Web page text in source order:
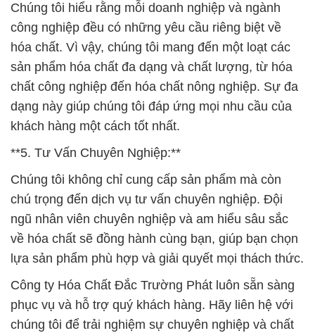
Chúng tôi hiểu rằng mỗi doanh nghiệp và ngành
công nghiệp đều có những yêu cầu riêng biệt về
hóa chất. Vì vậy, chúng tôi mang đến một loạt các
sản phẩm hóa chất đa dạng và chất lượng, từ hóa
chất công nghiệp đến hóa chất nông nghiệp. Sự đa
dạng này giúp chúng tôi đáp ứng mọi nhu cầu của
khách hàng một cách tốt nhất.
**5. Tư Vấn Chuyên Nghiệp:**
Chúng tôi không chỉ cung cấp sản phẩm mà còn
chú trọng đến dịch vụ tư vấn chuyên nghiệp. Đội
ngũ nhân viên chuyên nghiệp và am hiểu sâu sắc
về hóa chất sẽ đồng hành cùng bạn, giúp bạn chọn
lựa sản phẩm phù hợp và giải quyết mọi thách thức.
Công ty Hóa Chất Đắc Trường Phát luôn sẵn sàng
phục vụ và hỗ trợ quý khách hàng. Hãy liên hệ với
chúng tôi để trải nghiệm sự chuyên nghiệp và chất